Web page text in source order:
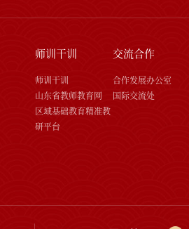
师训干训
师训干训
山东省教师教育网
区域基础教育精准教
研平台
交流合作
合作发展办公室
国际交流处